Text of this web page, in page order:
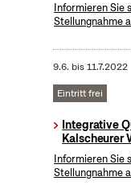
Informieren Sie
Stellungnahme
9.6. bis11.7.2022
Eintritt frei
Integrative
Kalscheurer
Informieren Sie
Stellungnahme